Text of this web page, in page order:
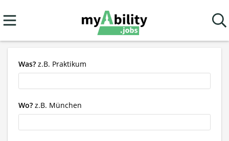
Was? z.B. Praktikum
Wo? z.B. München